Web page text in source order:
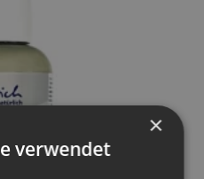
×
verwendet